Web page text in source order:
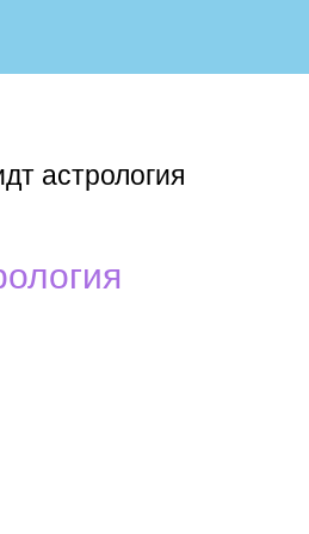
астрология